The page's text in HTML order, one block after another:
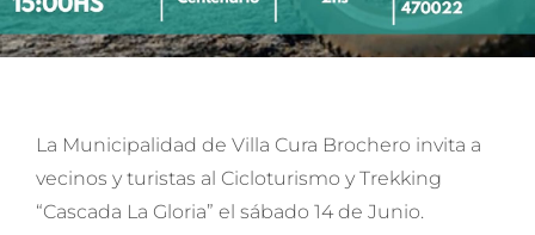
La Municipalidad de Villa Cura Brochero invita a
vecinos y turistas al Cicloturismo y Trekking
“Cascada La Gloria” el sábado 14 de Junio.